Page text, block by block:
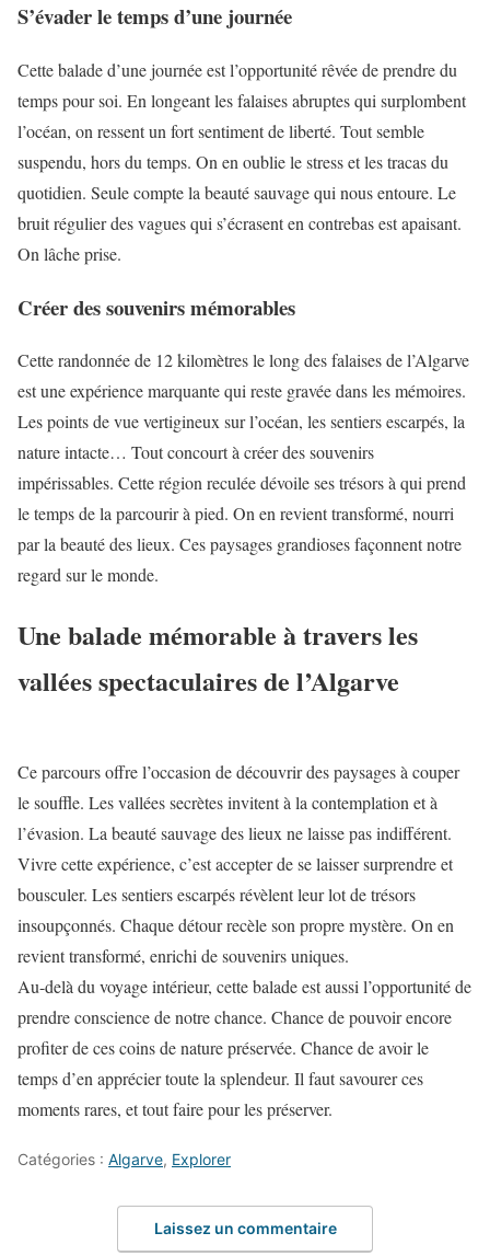
S’évader le temps d’une journée
Cette balade d’une journée est l’opportunité rêvée de prendre du
temps pour soi. En longeant les falaises abruptes qui surplombent
l’océan, on ressent un fort sentiment de liberté. Tout semble
suspendu, hors du temps. On en oublie le stress et les tracas du
quotidien. Seule compte la beauté sauvage qui nous entoure. Le
bruit régulier des vagues qui s’écrasent en contrebas est apaisant.
On lâche prise.
Créer des souvenirs mémorables
Cette randonnée de 12 kilomètres le long des falaises de l’Algarve
est une expérience marquante qui reste gravée dans les mémoires.
Les points de vue vertigineux sur l’océan, les sentiers escarpés, la
nature intacte… Tout concourt à créer des souvenirs
impérissables. Cette région reculée dévoile ses trésors à qui prend
le temps de la parcourir à pied. On en revient transformé, nourri
par la beauté des lieux. Ces paysages grandioses façonnent notre
regard sur le monde.
Une balade mémorable à travers les
vallées spectaculaires de l’Algarve
Ce parcours offre l’occasion de découvrir des paysages à couper
le souffle. Les vallées secrètes invitent à la contemplation et à
l’évasion. La beauté sauvage des lieux ne laisse pas indifférent.
Vivre cette expérience, c’est accepter de se laisser surprendre et
bousculer. Les sentiers escarpés révèlent leur lot de trésors
insoupçonnés. Chaque détour recèle son propre mystère. On en
revient transformé, enrichi de souvenirs uniques.
Au-delà du voyage intérieur, cette balade est aussi l’opportunité de
prendre conscience de notre chance. Chance de pouvoir encore
profiter de ces coins de nature préservée. Chance de avoir le
temps d’en apprécier toute la splendeur. Il faut savourer ces
moments rares, et tout faire pour les préserver.
Catégories : Algarve, Explorer
Laissez un commentaire